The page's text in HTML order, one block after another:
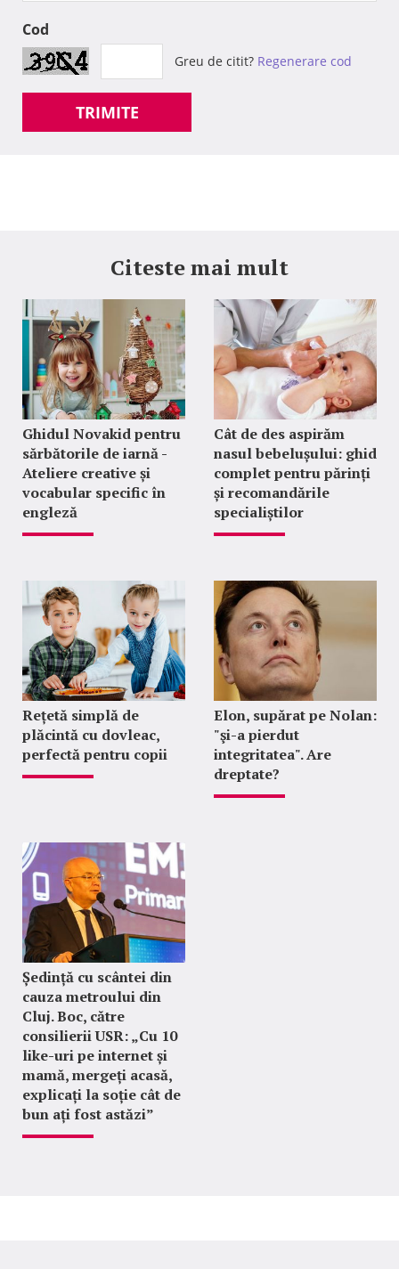
Cod
Greu de citit? Regenerare cod
TRIMITE
Citeste mai mult
Ghidul Novakid pentru
sărbătorile de iarnă -
Ateliere creative și
vocabular specific în
engleză
Cât de des aspirăm
nasul bebelușului: ghid
complet pentru părinți
și recomandările
specialiștilor
Rețetă simplă de
plăcintă cu dovleac,
perfectă pentru copii
Elon, supărat pe Nolan:
"şi-a pierdut
integritatea". Are
dreptate?
Ședință cu scântei din
cauza metroului din
Cluj. Boc, către
consilierii USR: „Cu 10
like-uri pe internet și
mamă, mergeți acasă,
explicați la soție cât de
bun ați fost astăzi”